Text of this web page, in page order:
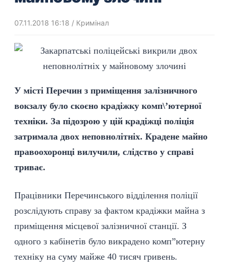
07.11.2018 16:18 / Кримінал
У місті Перечин з приміщення залізничного
вокзалу було скоєно крадіжку комп\’ютерної
техніки. За підозрою у цій крадіжці поліція
затримала двох неповнолітніх. Крадене майно
правоохоронці вилучили, слідство у справі
триває.
Працівники Перечинського відділення поліції
розслідують справу за фактом крадіжки майна з
приміщення місцевої залізничної станції. З
одного з кабінетів було викрадено комп”ютерну
техніку на суму майже 40 тисяч гривень.